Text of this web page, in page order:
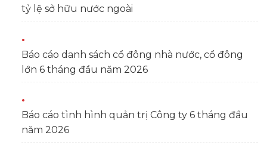
tỷ lệ sở hữu nước ngoài
Báo cáo danh sách cổ đông nhà nước, cổ đông
lớn 6 tháng đầu năm 2026
Báo cáo tình hình quản trị Công ty 6 tháng đầu
năm 2026